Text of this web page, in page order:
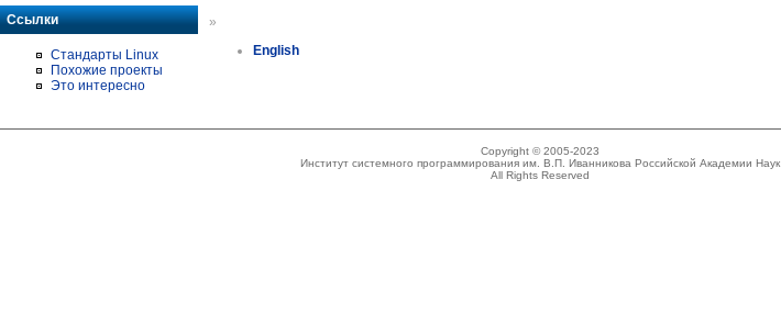
Ссылки
Стандарты Linux
Похожие проекты
Это интересно
»
English
Copyright © 2005-2023
Институт системного программирования им. В.П. Иванникова Российской Академии Наук
All Rights Reserved